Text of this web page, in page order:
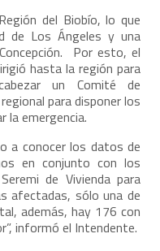
del Biobío, lo que
de Los Ángeles y una
Por esto, el
hasta la región para
un Comité de
para disponer los
la emergencia.
a conocer los datos de
en conjunto con los
de Vivienda para
afectadas, sólo una de
además, hay 176 con
informó el Intendente.